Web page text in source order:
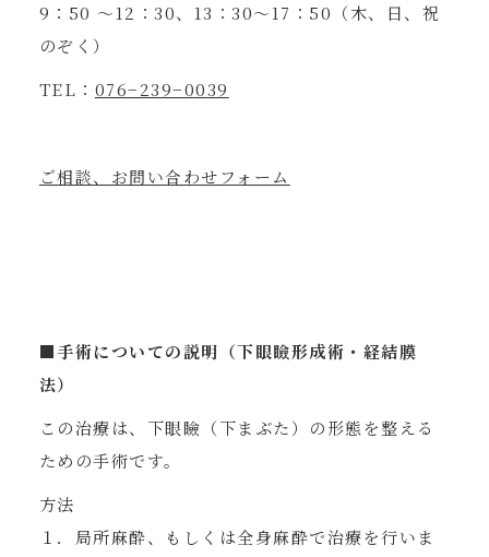
9：50 ～12：30、13：30～17：50（木、日、祝
のぞく）
TEL： 076−239−0039
ご相談、お問い合わせフォーム
■手術についての説明（下眼瞼形成術・経結膜
法）
この治療は、下眼瞼（下まぶた）の形態を整える
ための手術です。
方法
１．局所麻酔、もしくは全身麻酔で治療を行いま